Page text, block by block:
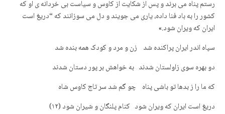
رستم پناه می برند و پس از شکایت از کاوس و سیاست بی خردانه ی او که
کشور را به باد فنا داده، یاری می جویند و دل می سوزانند که “دریغ است
ایران که ویران شود.»
سپاه اندر ایران پراکنده شد زن و مرد و کودک همه بنده شد
دو بهره سوی زاولستان شدند به خواهش بر پور دستان شدند
که ما را ز بدها تو باشی پناه چو گم شد سر تاج کاوس شاه
دریغ است ایران که ویران شود کنام پلنگان و شیران شود (۱۲)